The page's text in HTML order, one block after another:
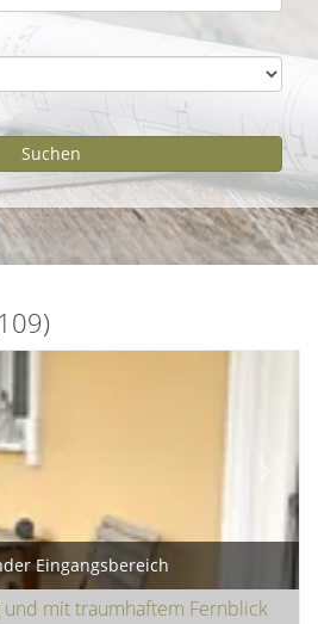
Eingangsbereich
und mit traumhaftem Fernblick